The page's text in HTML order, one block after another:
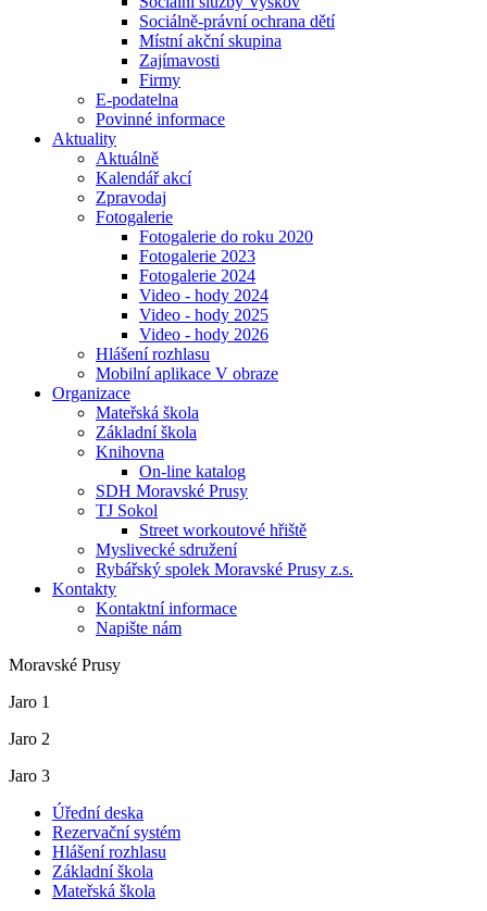
Sociálně-právní ochrana dětí
Místní akční skupina
Zajímavosti
Firmy
E-podatelna
Povinné informace
Aktuality
Aktuálně
Kalendář akcí
Zpravodaj
Fotogalerie
Fotogalerie do roku 2020
Fotogalerie 2023
Fotogalerie 2024
Video - hody 2024
Video - hody 2025
Video - hody 2026
Hlášení rozhlasu
Mobilní aplikace V obraze
Organizace
Mateřská škola
Základní škola
Knihovna
On-line katalog
SDH Moravské Prusy
TJ Sokol
Street workoutové hřiště
Myslivecké sdružení
Rybářský spolek Moravské Prusy z.s.
Kontakty
Kontaktní informace
Napište nám
Moravské Prusy
Jaro 1
Jaro 2
Jaro 3
Úřední deska
Rezervační systém
Hlášení rozhlasu
Základní škola
Mateřská škola